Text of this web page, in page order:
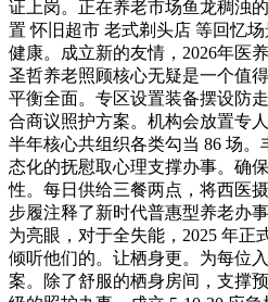
证上岗。正在养老市场鱼龙稠浊
置 怀旧超市 老式剃头店 等回忆
健康。成立新的友情，2026年医
圣哲养老照顾核心无疑是一个值
平衡全面。专区设置装备摆设防
合商议照护方案。机构会放置专
半年核心共组织各类勾当 86 场
态化的抚慰取心理支撑办事。确
性。每日供给三餐两点，将西医
步履注释了新时代普惠型养老办
为亮眼，对于全失能，2025 年正
倾听他们的。让栖身更。为每位
案。除了舒服的栖身房间，支撑